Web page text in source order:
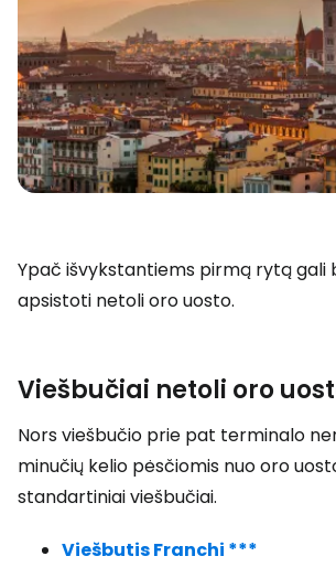
Ypač išvykstantiems pirmą rytą gali
apsistoti netoli oro uosto.
Viešbučiai netoli oro
Nors viešbučio prie pat terminalo
minučių kelio pėsčiomis nuo oro
standartiniai viešbučiai.
Viešbutis Franchi ***